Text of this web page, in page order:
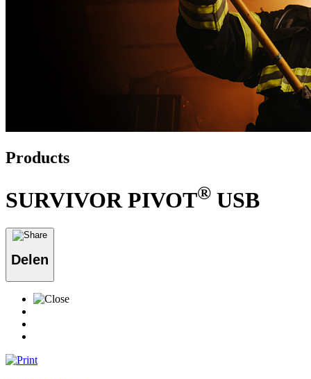
Products
SURVIVOR PIVOT® USB
Delen